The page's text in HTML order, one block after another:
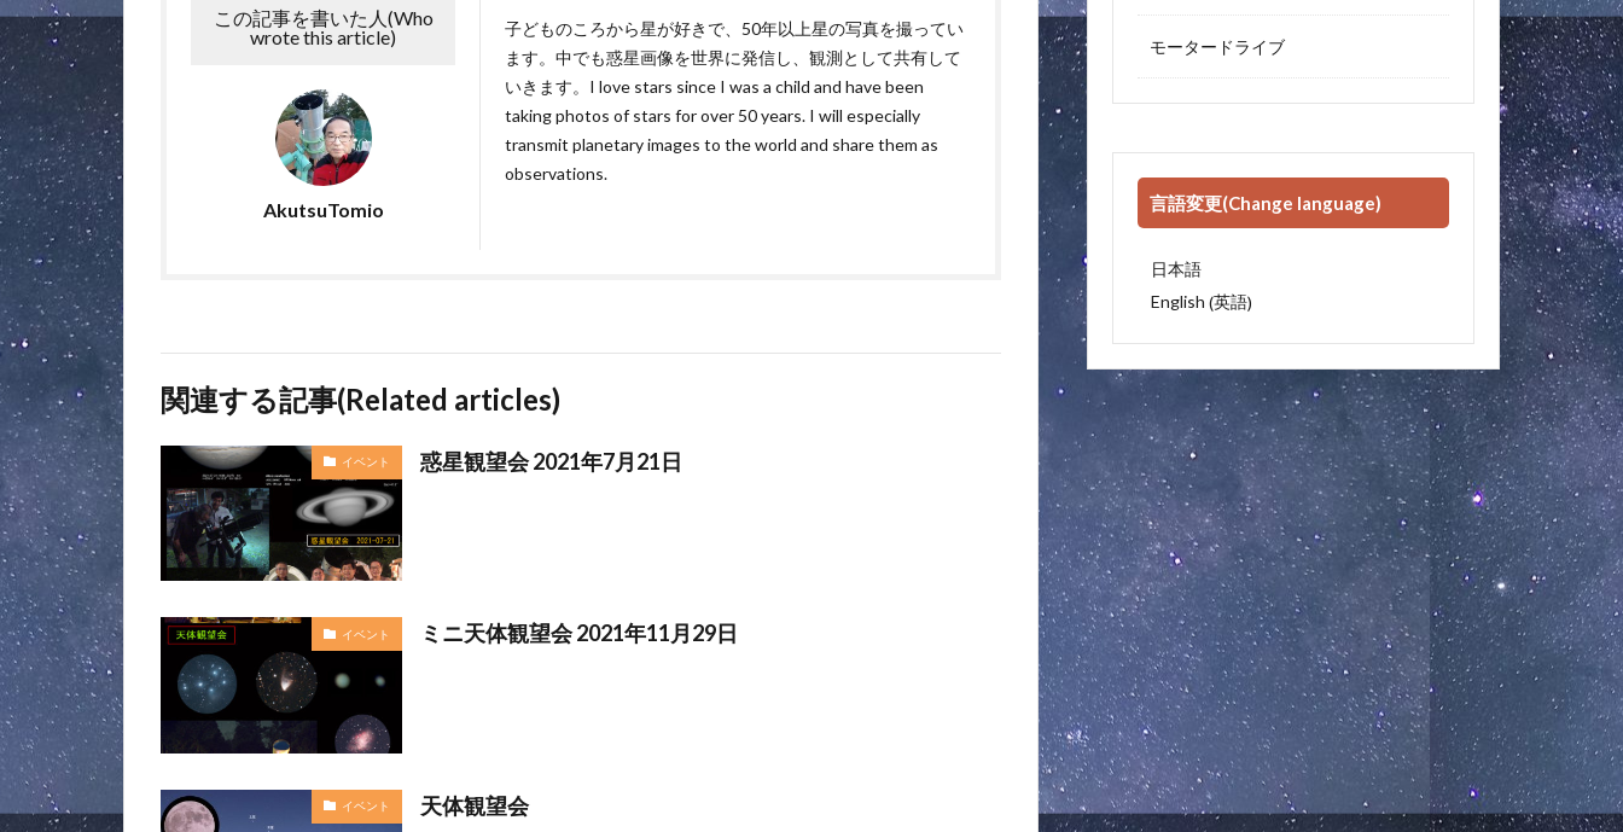
この記事を書いた人(Who
wrote this article)
AkutsuTomio
子どものころから星が好きで、50年以上星の写真を撮ってい
ます。中でも惑星画像を世界に発信し、観測として共有して
いきます。I love stars since I was a child and have been
taking photos of stars for over 50 years. I will especially
transmit planetary images to the world and share them as
observations.
関連する記事(Related articles)
イベント 惑星観望会 2021年7月21日
イベント ミニ天体観望会 2021年11月29日
イベント 天体観望会
モータードライブ
言語変更(Change language)
日本語
English (英語)